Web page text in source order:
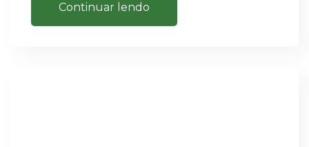
Continuar lendo